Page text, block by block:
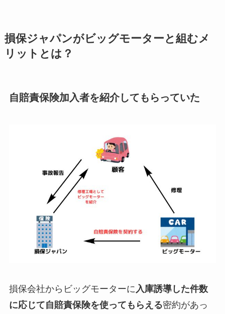
損保ジャパンがビッグモーターと組むメ
リットとは？
自賠責保険加入者を紹介してもらっていた
損保会社からビッグモーターに 入庫誘導した件数
に応じて自賠責保険を使ってもらえる密約があっ